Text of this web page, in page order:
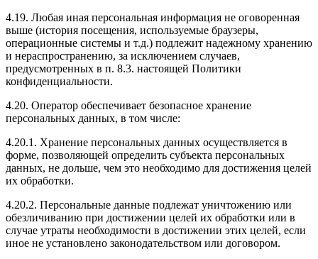
4.19. Любая иная персональная информация не оговоренная
выше (история посещения, используемые браузеры,
операционные системы и т.д.) подлежит надежному хранению
и нераспространению, за исключением случаев,
предусмотренных в п. 8.3. настоящей Политики
конфиденциальности.
4.20. Оператор обеспечивает безопасное хранение
персональных данных, в том числе:
4.20.1. Хранение персональных данных осуществляется в
форме, позволяющей определить субъекта персональных
данных, не дольше, чем это необходимо для достижения целей
их обработки.
4.20.2. Персональные данные подлежат уничтожению или
обезличиванию при достижении целей их обработки или в
случае утраты необходимости в достижении этих целей, если
иное не установлено законодательством или договором.